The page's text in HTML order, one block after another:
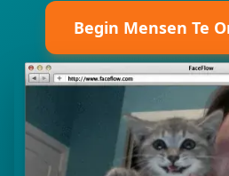
Begin Mensen Te